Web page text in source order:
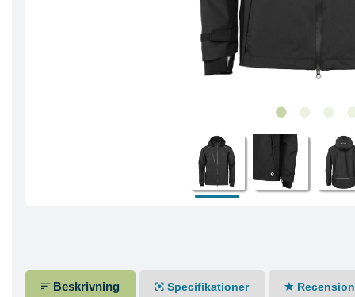
Beskrivning Specifikationer